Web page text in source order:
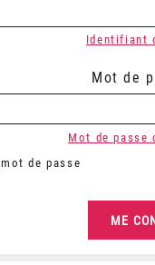
Identifiant
Mot de
mot de passe
Mot de passe